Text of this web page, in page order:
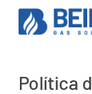
Skip
Política